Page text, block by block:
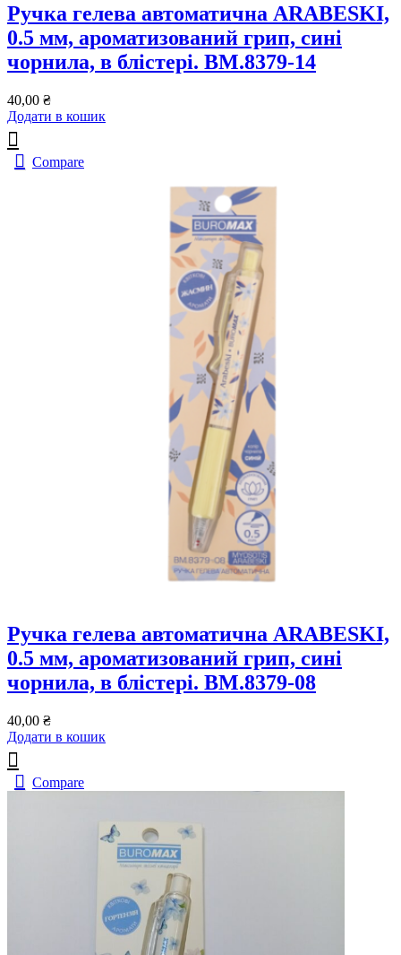
Ручка гелева автоматична ARABESKI,
0.5 мм, ароматизований грип, сині
чорнила, в блістері. BM.8379-14
40,00 ₴
Додати в кошик
Compare
Ручка гелева автоматична ARABESKI,
0.5 мм, ароматизований грип, сині
чорнила, в блістері. BM.8379-08
40,00 ₴
Додати в кошик
Compare